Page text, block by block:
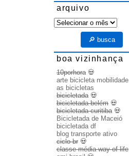
arquivo
arquivo
🔎 busca
boa vizinhança
10porhora💀
arte bicicleta mobilidade
as bicicletas
bicicletada💀
bicicletada belém 💀
bicicletada curitiba💀
Bicicletada de Maceió
bicicletada df
blog transporte ativo
ciclo br 💀
classe média way of life